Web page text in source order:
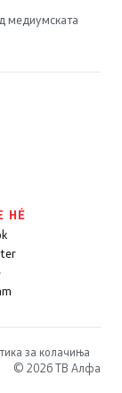
медиумската
НÉ
за колачиња
© 2026 ТВ Алфа